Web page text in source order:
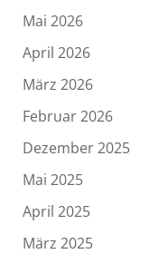
Mai 2026
April 2026
März 2026
Februar 2026
Dezember 2025
Mai 2025
April 2025
März 2025